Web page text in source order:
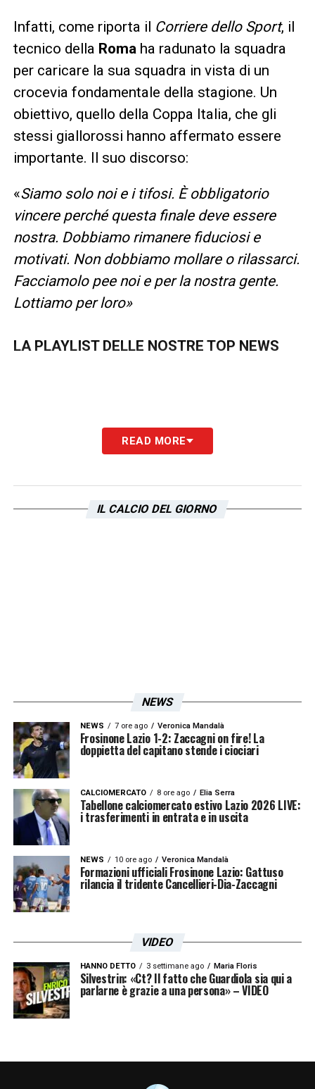
Infatti, come riporta il Corriere dello Sport, il
tecnico della Romaha radunato la squadra
per caricare la sua squadra in vista di un
crocevia fondamentale della stagione. Un
obiettivo, quello della Coppa Italia, che gli
stessi giallorossi hanno affermato essere
importante. Il suo discorso:
«Siamo solo noi e i tifosi. È obbligatorio
vincere perché questa finale deve essere
nostra. Dobbiamo rimanere fiduciosi e
motivati. Non dobbiamo mollare o rilassarci.
Facciamolo pee noi e per la nostra gente.
Lottiamo per loro»
LA PLAYLIST DELLE NOSTRE TOP NEWS
READ MORE
IL CALCIO DEL GIORNO
NEWS
NEWS 7 ore ago Veronica Mandalà
Frosinone Lazio 1-2: Zaccagni on fire! La
doppietta del capitano stende i ciociari
CALCIOMERCATO 8 ore ago Elia Serra
Tabellone calciomercato estivo Lazio 2026 LIVE:
i trasferimenti in entrata e in uscita
NEWS 10 ore ago Veronica Mandalà
Formazioni ufficiali Frosinone Lazio: Gattuso
rilancia il tridente Cancellieri-Dia-Zaccagni
VIDEO
HANNO DETTO 3 settimane ago Maria Floris
Silvestrin: «Ct? Il fatto che Guardiola sia qui a
parlarne è grazie a una persona» – VIDEO